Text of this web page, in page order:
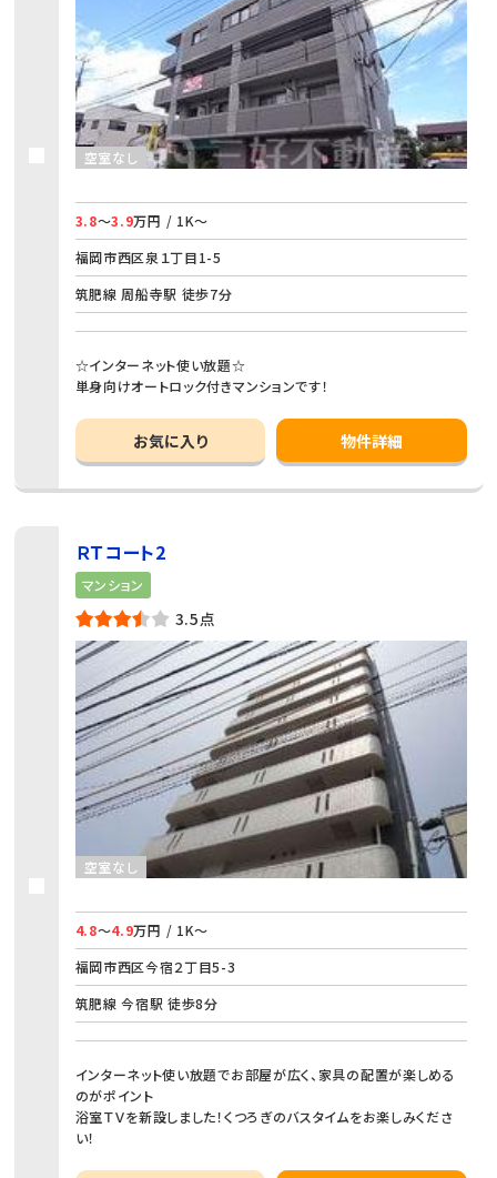
空室なし
3.8～3.9万円 / 1K～
福岡市西区泉１丁目1-5
筑肥線 周船寺駅 徒歩7分
☆インターネット使い放題☆
単身向けオートロック付きマンションです！
お気に入り 物件詳細
ＲＴコート2
マンション
3.5点
空室なし
4.8～4.9万円 / 1K～
福岡市西区今宿２丁目5-3
筑肥線 今宿駅 徒歩8分
インターネット使い放題でお部屋が広く、家具の配置が楽しめる
のがポイント
浴室ＴＶを新設しました！くつろぎのバスタイムをお楽しみくださ
い！